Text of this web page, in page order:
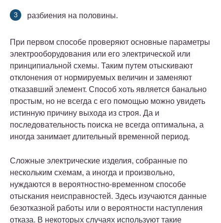
разбиения на половины.
При первом способе проверяют основные параметры
электрооборудования или его электрической или
принципиальной схемы. Таким путем отыскивают
отклонения от нормируемых величин и заменяют
отказавший элемент. Способ хоть является банально
простым, но не всегда с его помощью можно увидеть
истинную причину выхода из строя. Да и
последовательность поиска не всегда оптимальна, а
иногда занимает длительный временной период.
Сложные электрические изделия, собранные по
нескольким схемам, а иногда и произвольно,
нуждаются в вероятностно-временном способе
отыскания неисправностей. Здесь изучаются данные
безотказной работы или о вероятности наступления
отказа. В некоторых случаях используют такие